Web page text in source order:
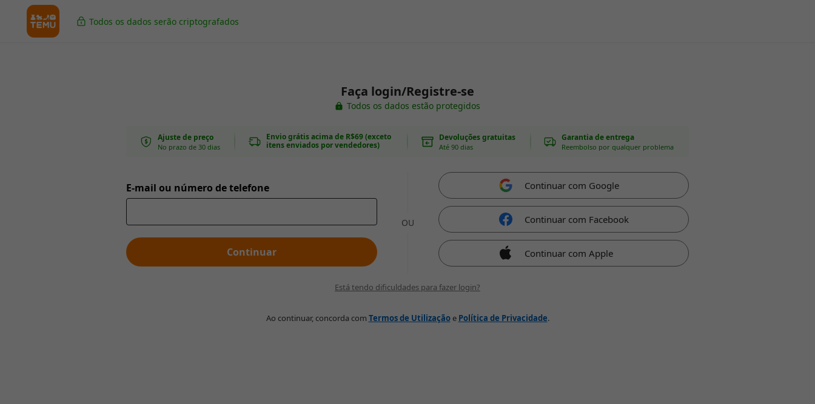
Todos os dados serão criptografados
Faça login/Registre-se
Todos os dados estão protegidos
Ajuste de preço
No prazo de 30 dias
Envio grátis acima de R$69 (exceto
itens enviados por vendedores)
Devoluções gratuitas
Até 90 dias
Garantia de entrega
Reembolso por qualquer problema
E-mail ou número de telefone
Continuar
OU
Continuar com Google
Continuar com Facebook
Continuar com Apple
Está tendo dificuldades para fazer login?
Ao continuar, concorda com Termos de Utilizaçãoe Política de Privacidade.